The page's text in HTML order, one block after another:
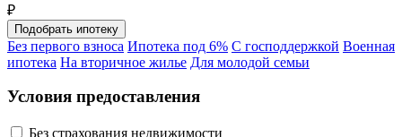
₽
Без первого взноса Ипотека под 6% С господдержкой Военная
ипотека На вторичное жилье Для молодой семьи
Условия предоставления
Без страхования недвижимости